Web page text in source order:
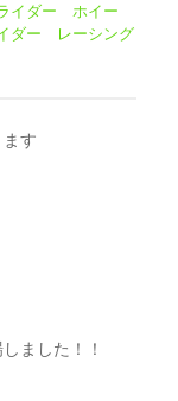
ウィッシュリスト
品について
イダー ホイー
ダー レーシング
す
ました！！